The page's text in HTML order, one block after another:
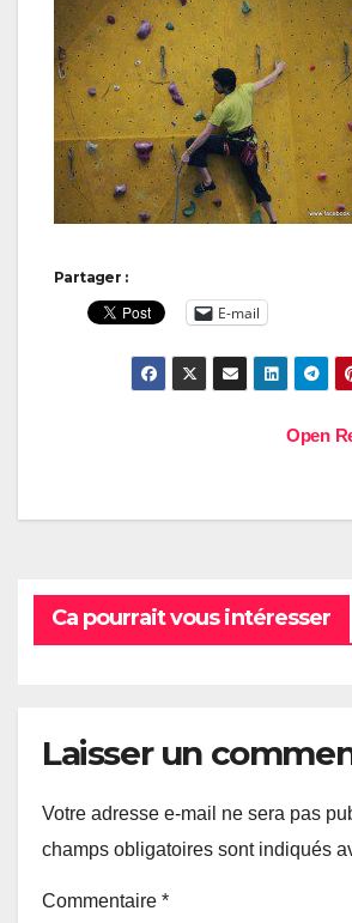
Partager :
E-mail
Open
Ca pourrait vous intéresser
Laisser un
Votre adresse e-mail ne sera pas
champs obligatoires sont indiqués
Commentaire *